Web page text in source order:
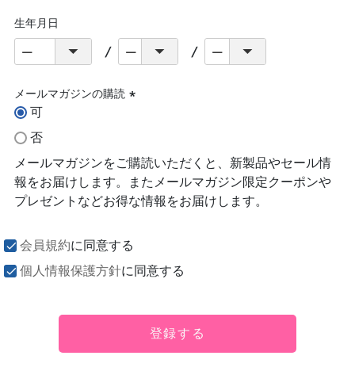
生年月日
メールマガジンの購読
可
否
メールマガジンをご購読いただくと、新製品やセール情
報をお届けします。またメールマガジン限定クーポンや
プレゼントなどお得な情報をお届けします。
会員規約に同意する
個人情報保護方針に同意する
登録する